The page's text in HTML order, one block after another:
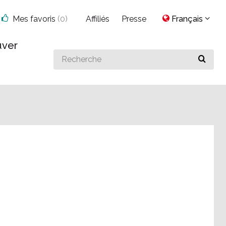
Search
for
Mes favoris (0) Affiliés Presse Français